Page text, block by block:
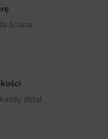
ściana
detal